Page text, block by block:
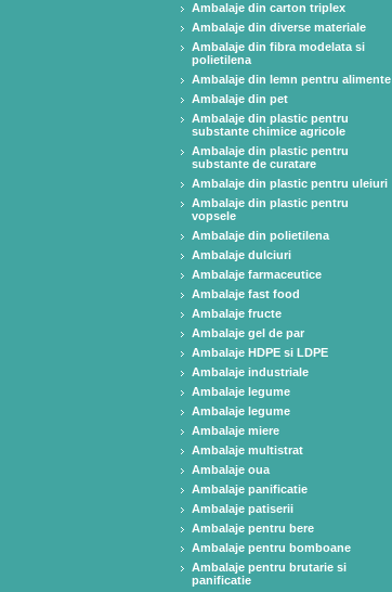
Ambalaje din carton triplex
Ambalaje din diverse materiale
Ambalaje din fibra modelata si
polietilena
Ambalaje din lemn pentru alimente
Ambalaje din pet
Ambalaje din plastic pentru
substante chimice agricole
Ambalaje din plastic pentru
substante de curatare
Ambalaje din plastic pentru uleiuri
Ambalaje din plastic pentru
vopsele
Ambalaje din polietilena
Ambalaje dulciuri
Ambalaje farmaceutice
Ambalaje fast food
Ambalaje fructe
Ambalaje gel de par
Ambalaje HDPE si LDPE
Ambalaje industriale
Ambalaje legume
Ambalaje legume
Ambalaje miere
Ambalaje multistrat
Ambalaje oua
Ambalaje panificatie
Ambalaje patiserii
Ambalaje pentru bere
Ambalaje pentru bomboane
Ambalaje pentru brutarie si
panificatie